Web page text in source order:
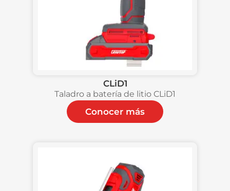
CLiD1
Taladro a batería de litio CLiD1
Conocer más